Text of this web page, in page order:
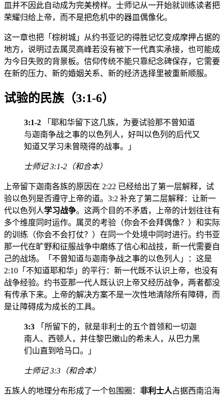
皿并不因此自动成为完美榜样。士师记从一开始就训练读者把
荣耀归给上帝，而不是把危机中的器皿偶像化。
这一章也把「棕树城」从约书亚记的得胜记忆变成摩押占据的
地方，说明过去属灵高峰若没有被下一代真实承接，也可能成
为今日失败的背景板。信仰传统不能只靠纪念碑保存，它需要
在新的压力、新的婚姻关系、新的经济选择里被重新顺服。
试验的民族（3:1-6）
3:1-2 「耶和华留下这几族，为要试验那不曾知道
与迦南争战之事的以色列人，好叫以色列的后代又
知道又学习未曾晓得的战事。」
士师记 3:1-2（和合本）
上帝留下迦南各族的原因在 2:22 已经给出了第一层解释，试
验以色列是否遵守上帝的道。3:2 补充了第二层解释：让新一
代以色列人学习战争。这两个目的不矛盾，上帝的计划往往有
多个维度同时运作。属灵的考验（你会不会拜偶像？）和实际
的训练（你会不会打仗？）在同一个处境中同时进行。约书亚
那一代在旷野和征服战争中磨练了信心和战技，新一代需要自
己的战场。「不曾知道与迦南争战之事的以色列人」：这是
2:10「不知道耶和华」的平行：新一代既不认识上帝，也没有
战争经验。约书亚那一代人既认识上帝又经历战争，两者都没
有传承下来。上帝的解决方案不是一次性地清除所有障碍，而
是让障碍成为成长的工具。
3:3 「所留下的，就是非利士的五个首领和一切迦
南人、西顿人，并住黎巴嫩山的希未人，从巴力黑
们山直到哈马口。」
士师记 3:3（和合本）
五族人的地理分布形成了一个包围圈： 非利士人占据西南沿海